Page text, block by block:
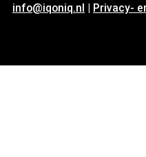
info@iqoniq.nl | Privacy-